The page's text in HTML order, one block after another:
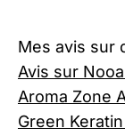
Mes avis sur
Avis sur
Aroma Zone
Green